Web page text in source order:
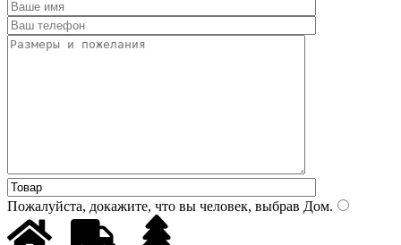
Пожалуйста, докажите, что вы человек, выбрав Дом.